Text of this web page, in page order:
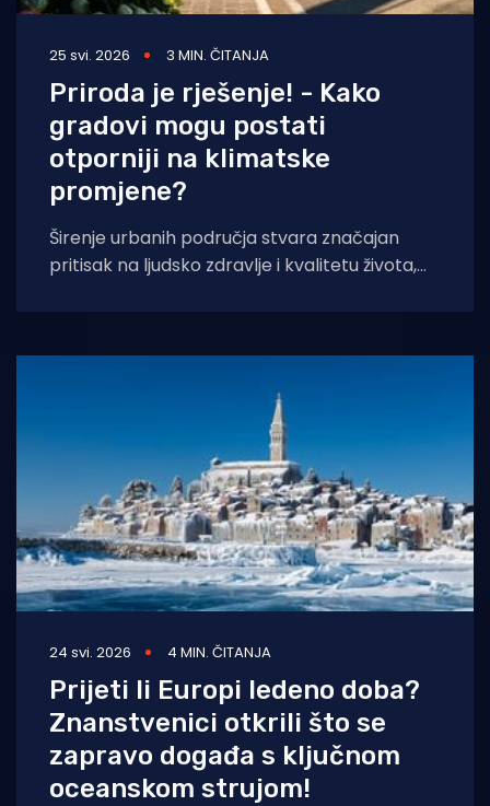
25 svi. 2026 3 MIN. ČITANJA
Priroda je rješenje! - Kako
gradovi mogu postati
otporniji na klimatske
promjene?
Širenje urbanih područja stvara značajan
pritisak na ljudsko zdravlje i kvalitetu života,
utječe na sigurnost
24 svi. 2026 4 MIN. ČITANJA
Prijeti li Europi ledeno doba?
Znanstvenici otkrili što se
zapravo događa s ključnom
oceanskom strujom!